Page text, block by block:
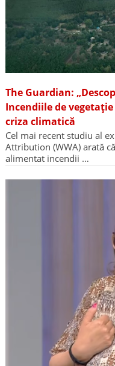
The Guardian:
Incendiile de
criza climatică
Cel mai recent studiu al
Attribution (WWA) arată
alimentat incendii …